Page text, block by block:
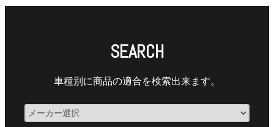
SEARCH
車種別に商品の適合を検索出来ます。